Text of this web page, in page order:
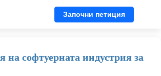
Започни петиция
софтуерната индустрия за